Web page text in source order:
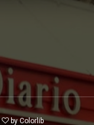
by Colorlib